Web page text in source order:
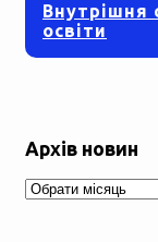
Внутрішня
освіти
Архів новин
Архів
новин